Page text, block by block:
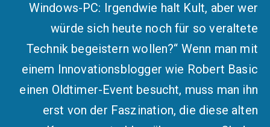
Windows-PC: Irgendwie halt Kult, aber wer
würde sich heute noch für so veraltete
Technik begeistern wollen?“ Wenn man mit
einem Innovationsblogger wie Robert Basic
einen Oldtimer-Event besucht, muss man ihn
erst von der Faszination, die diese alten